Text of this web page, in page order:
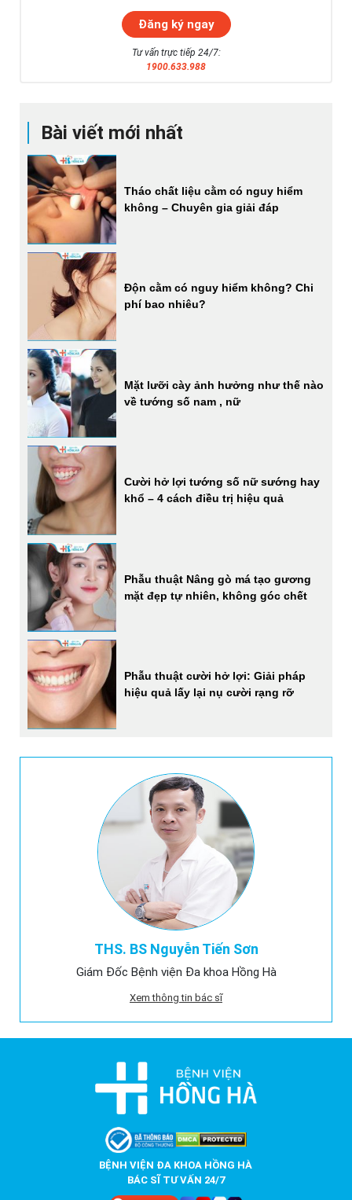
THS. BS Nguyễn Tiến Sơn
Giám Đốc Bệnh viện Đa khoa Hồng Hà
Xem thông tin bác sĩ
Bài viết mới nhất
Tháo chất liệu cằm có nguy hiểm
không – Chuyên gia giải đáp
Độn cằm có nguy hiểm không? Chi
phí bao nhiêu?
Mặt lưỡi cày ảnh hưởng như thế nào
về tướng số nam , nữ
Cười hở lợi tướng số nữ sướng hay
khổ – 4 cách điều trị hiệu quả
Phẫu thuật Nâng gò má tạo gương
mặt đẹp tự nhiên, không góc chết
Phẫu thuật cười hở lợi: Giải pháp
hiệu quả lấy lại nụ cười rạng rỡ
Tư vấn trực tiếp 24/7:
1900.633.988
BỆNH VIỆN ĐA KHOA HỒNG HÀ
BÁC SĨ TƯ VẤN 24/7